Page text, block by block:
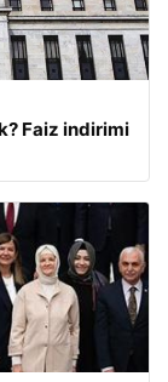
Faiz indirimi